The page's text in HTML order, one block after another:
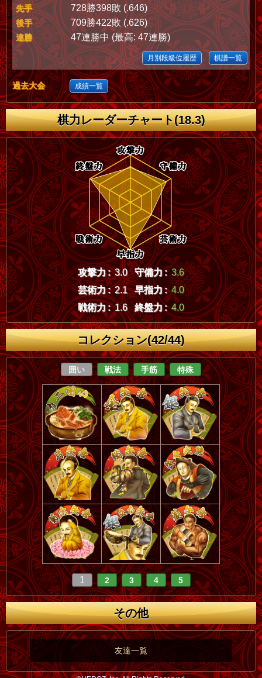
先手 728勝398敗 (.646)
後手 709勝422敗 (.626)
連勝 47連勝中 (最高: 47連勝)
月別段級位履歴 棋譜一覧
過去大会 成績一覧
棋力レーダーチャート(18.3)
攻撃力 : 3.0 守備力 : 3.6
芸術力 : 2.1 早指力 : 4.0
戦術力 : 1.6 終盤力 : 4.0
コレクション(42/44)
囲い 戦法 手筋 特殊
1 2 3 4 5
その他
友達一覧